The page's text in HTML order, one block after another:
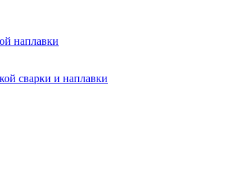
наплавки
сварки и наплавки